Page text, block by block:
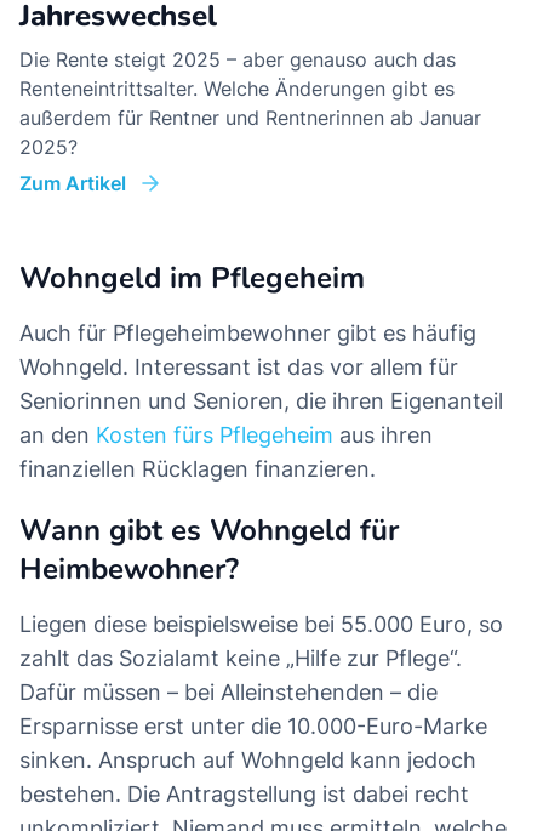
Jahreswechsel
Die Rente steigt 2025 – aber genauso auch das
Renteneintrittsalter. Welche Änderungen gibt es
außerdem für Rentner und Rentnerinnen ab Januar
2025?
Zum Artikel
Wohngeld im Pflegeheim
Auch für Pflegeheimbewohner gibt es häufig
Wohngeld. Interessant ist das vor allem für
Seniorinnen und Senioren, die ihren Eigenanteil
an den Kosten fürs Pflegeheim aus ihren
finanziellen Rücklagen finanzieren.
Wann gibt es Wohngeld für
Heimbewohner?
Liegen diese beispielsweise bei 55.000 Euro, so
zahlt das Sozialamt keine „Hilfe zur Pflege“.
Dafür müssen – bei Alleinstehenden – die
Ersparnisse erst unter die 10.000-Euro-Marke
sinken. Anspruch auf Wohngeld kann jedoch
bestehen. Die Antragstellung ist dabei recht